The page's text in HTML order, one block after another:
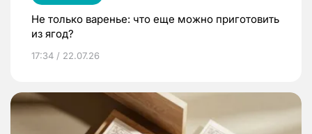
Не только варенье: что еще можно приготовить
из ягод?
17:34 / 22.07.26